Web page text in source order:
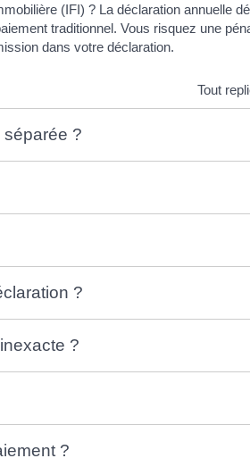
(IFI) ? La déclaration annuelle
traditionnel. Vous risquez une
dans votre déclaration.
Tout
?
?
?
?